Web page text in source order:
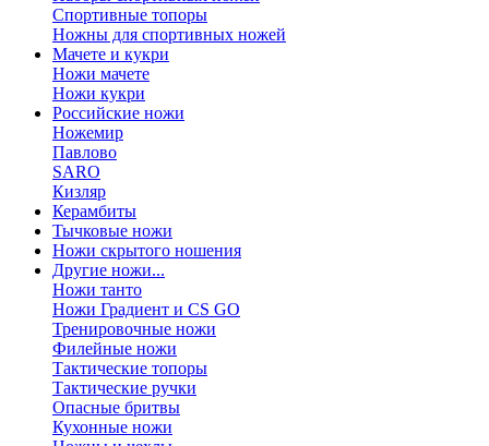
Спортивные топоры
Ножны для спортивных ножей
Мачете и кукри
Ножи мачете
Ножи кукри
Российские ножи
Ножемир
Павлово
SARO
Кизляр
Керамбиты
Тычковые ножи
Ножи скрытого ношения
Другие ножи...
Ножи танто
Ножи Градиент и CS GO
Тренировочные ножи
Филейные ножи
Тактические топоры
Тактические ручки
Опасные бритвы
Кухонные ножи